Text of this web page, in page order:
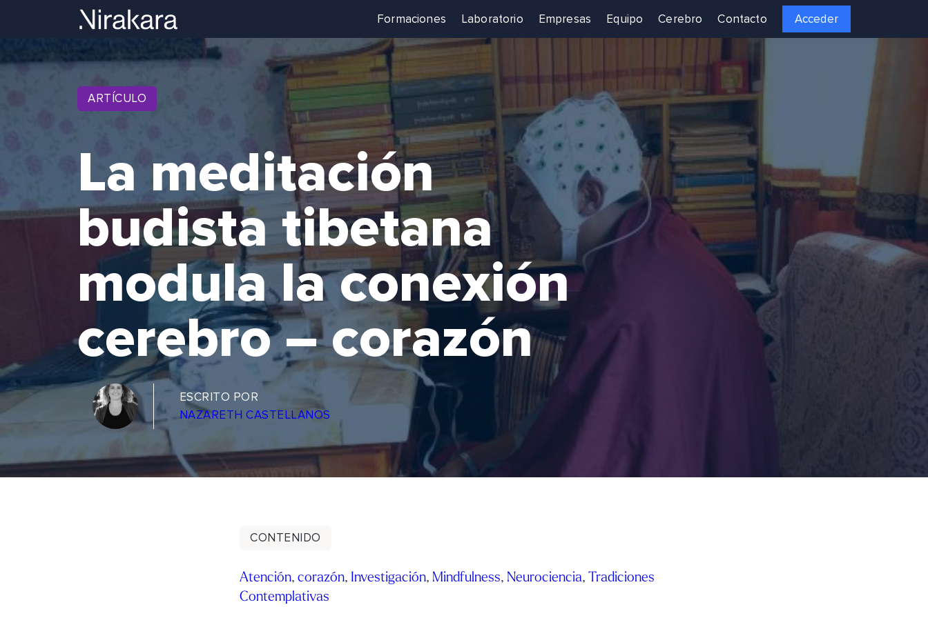
Formaciones Laboratorio Empresas Equipo Cerebro Contacto Acceder
ARTÍCULO
La meditación
budista tibetana
modula la conexión
cerebro – corazón
ESCRITO POR
NAZARETH CASTELLANOS
CONTENIDO
Atención, corazón, Investigación, Mindfulness, Neurociencia, Tradiciones
Contemplativas